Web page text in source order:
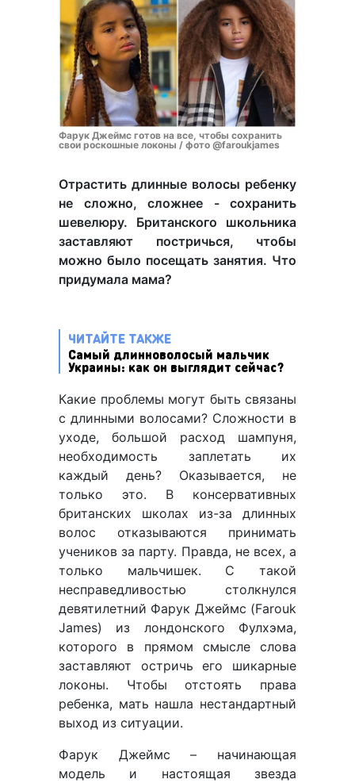
Фарук Джеймс готов на все, чтобы сохранить
свои роскошные локоны / фото @faroukjames
Отрастить длинные волосы ребенку
не сложно, сложнее - сохранить
шевелюру. Британского школьника
заставляют постричься, чтобы
можно было посещать занятия. Что
придумала мама?
ЧИТАЙТЕ ТАКЖЕ
Самый длинноволосый мальчик
Украины: как он выглядит сейчас?
Какие проблемы могут быть связаны
с длинными волосами? Сложности в
уходе, большой расход шампуня,
необходимость заплетать их
каждый день? Оказывается, не
только это. В консервативных
британских школах из-за длинных
волос отказываются принимать
учеников за парту. Правда, не всех, а
только мальчишек. С такой
несправедливостью столкнулся
девятилетний Фарук Джеймс (Farouk
James) из лондонского Фулхэма,
которого в прямом смысле слова
заставляют остричь его шикарные
локоны. Чтобы отстоять права
ребенка, мать нашла нестандартный
выход из ситуации.
Фарук Джеймс – начинающая
модель и настоящая звезда